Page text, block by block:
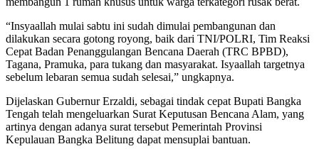
“Insyaallah mulai sabtu ini sudah dimulai pembangunan dan
dilakukan secara gotong royong, baik dari TNI/POLRI, Tim Reaksi
Cepat Badan Penanggulangan Bencana Daerah (TRC BPBD),
Tagana, Pramuka, para tukang dan masyarakat. Isyaallah targetnya
sebelum lebaran semua sudah selesai,” ungkapnya.
Dijelaskan Gubernur Erzaldi, sebagai tindak cepat Bupati Bangka
Tengah telah mengeluarkan Surat Keputusan Bencana Alam, yang
artinya dengan adanya surat tersebut Pemerintah Provinsi
Kepulauan Bangka Belitung dapat mensuplai bantuan.